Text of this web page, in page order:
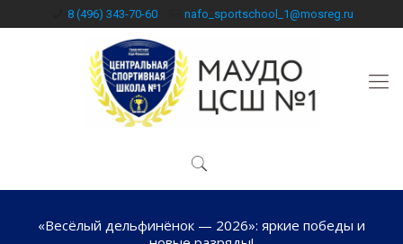
8 (496) 343-70-60 nafo_sportschool_1@mosreg.ru
«Весёлый дельфинёнок — 2026»: яркие победы и